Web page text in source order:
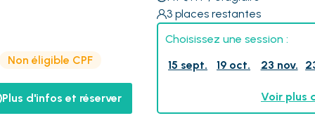
Non éligible CPF
Plus d'infos et réserver
3 places restantes
Choisissez une session :
15 sept.
19 oct. 23 nov.
Voir plus